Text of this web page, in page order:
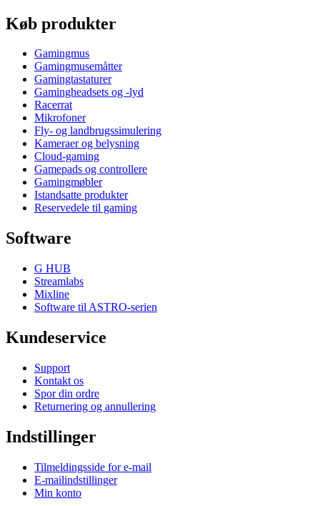
Køb produkter
Gamingmus
Gamingmusemåtter
Gamingtastaturer
Gamingheadsets og -lyd
Racerrat
Mikrofoner
Fly- og landbrugssimulering
Kameraer og belysning
Cloud-gaming
Gamepads og controllere
Gamingmøbler
Istandsatte produkter
Reservedele til gaming
Software
G HUB
Streamlabs
Mixline
Software til ASTRO-serien
Kundeservice
Support
Kontakt os
Spor din ordre
Returnering og annullering
Indstillinger
Tilmeldingsside for e-mail
E-mailindstillinger
Min konto